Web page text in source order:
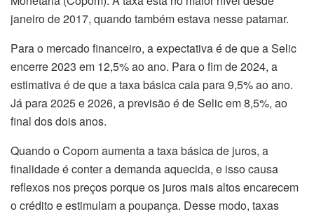
janeiro de 2017, quando também estava nesse patamar.
Para o mercado financeiro, a expectativa é de que a Selic
encerre 2023 em 12,5% ao ano. Para o fim de 2024, a
estimativa é de que a taxa básica caia para 9,5% ao ano.
Já para 2025 e 2026, a previsão é de Selic em 8,5%, ao
final dos dois anos.
Quando o Copom aumenta a taxa básica de juros, a
finalidade é conter a demanda aquecida, e isso causa
reflexos nos preços porque os juros mais altos encarecem
o crédito e estimulam a poupança. Desse modo, taxas